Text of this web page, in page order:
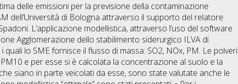
delle emissioni per la previsione della contaminazione
dell’Università di Bologna attraverso il supporto del relatore
L’applicazione modellistica, attraverso l’uso del software
Agglomerazione dello stabilimento siderurgico ILVA di
lo SME fornisce il flusso di massa: SO2, NOx, PM. Le polveri
e per esse si è calcolata la concentrazione al suolo e la
siano in parte veicolati da esse, sono state valutate anche le